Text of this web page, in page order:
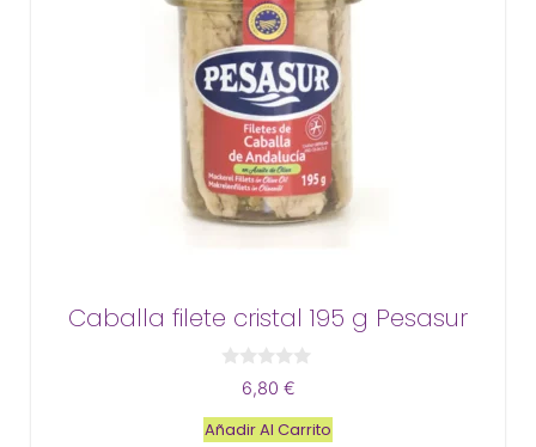
Caballa filete cristal 195 g Pesasur
e
5
6,80 €
Añadir Al Carrito